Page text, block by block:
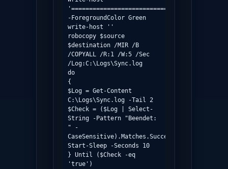
-ForegroundColor Green
write-host ''
robocopy $source
$destination /MIR /B
/COPYALL /R:1 /W:5 /Sec
/Log:C:\Logs\Sync.log
do
{
$Log = Get-Content
C:\Logs\Sync.log -Tail 2
$Check = ($Log | Select-
String -Pattern "Beendet:
" -
CaseSensitive).Matches.Success
Start-Sleep -Seconds 10
} Until ($Check -eq
'true')